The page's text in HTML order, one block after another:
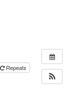
Repeats